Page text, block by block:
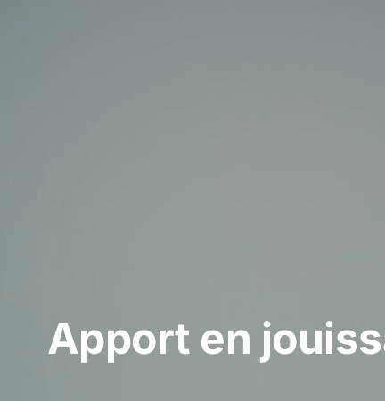
Apport en